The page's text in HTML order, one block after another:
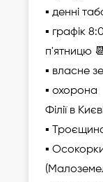
▪ денні
▪ графік
п'ятницю 📆
▪ власне
▪ охорона
Філії в
▪
▪